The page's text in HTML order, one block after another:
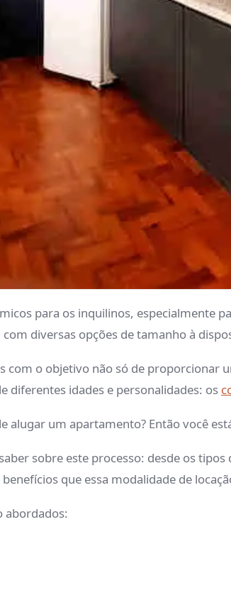
para os inquilinos, especialmente
diversas opções de tamanho à
com o objetivo não só de proporcionar
diferentes idades e personalidades: os
alugar um apartamento? Então você
sobre este processo: desde os
que essa modalidade de
abordados: